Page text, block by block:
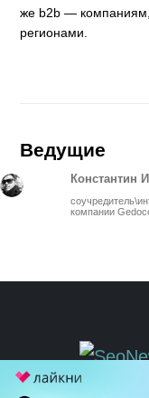
же b2b — компаниям,
регионами.
Ведущие
Константин
компании